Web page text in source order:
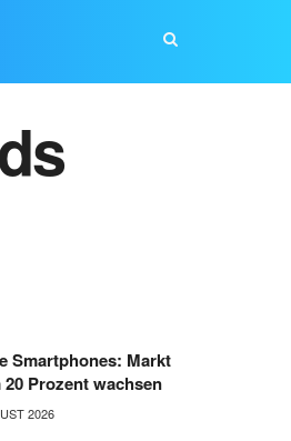
Smartphones: Markt
Prozent wachsen
2026